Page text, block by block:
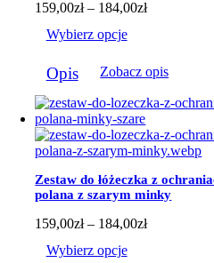
stronie
159,00zł – 184,00złZakres
do
Wybierz opcje
produkt
ma
wiele
wariantów.
Opcje
można
wybrać
na
stronie
produktu
Opis Zobacz opis
Zestaw do łóżeczka z
polana z szarym minky
159,00zł – 184,00złZakres
Wybierz opcje